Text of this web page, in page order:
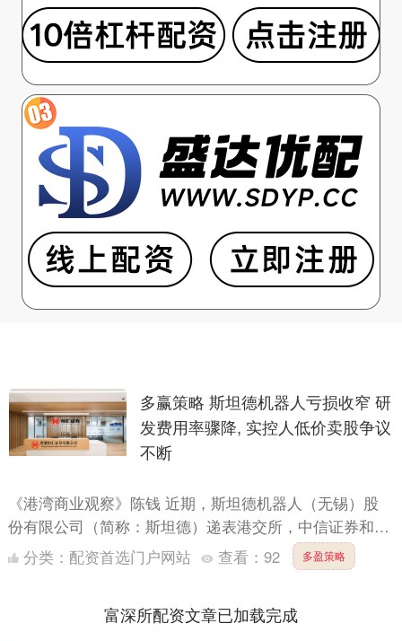
多赢策略 斯坦德机器人亏损收窄 研
发费用率骤降, 实控人低价卖股争议
不断
《港湾商业观察》陈钱 近期，斯坦德机器人（无锡）股
份有限公司（简称：斯坦德）递表港交所，中信证券和国
泰君安国际为其联席保荐人。 公开资料显示，斯坦德成
立于201....
分类： 配资首选门户网站 查看： 92 多盈策略
富深所配资文章已加载完成